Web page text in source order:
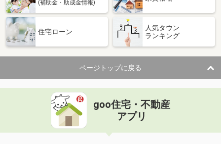
(補助金・助成金情報)
住宅ローン
人気タウン
ランキング
ページトップに戻る
goo住宅・不動産
アプリ